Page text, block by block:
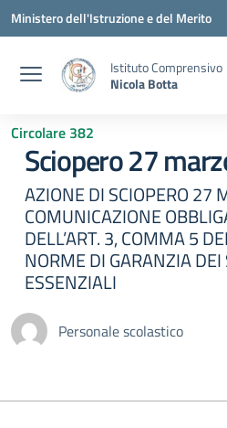
Vai ai contenuti
Vai al menu di navigazione
Vai al footer
Ministero dell'Istruzione e del Merito
Istituto Comprensivo
Nicola Botta
Circolare 382
Sciopero 27
AZIONE DI SCIOPERO 27
COMUNICAZIONE
DELL’ART. 3, COMMA 5
NORME DI GARANZIA
ESSENZIALI
Personale scolastico